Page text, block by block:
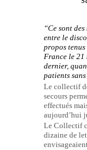
“Ce sont
entre le
propos tenus
France le 21
dernier,
patients
Le collectif
secours
effectués
aujourd’hui
Le Collectif
dizaine de